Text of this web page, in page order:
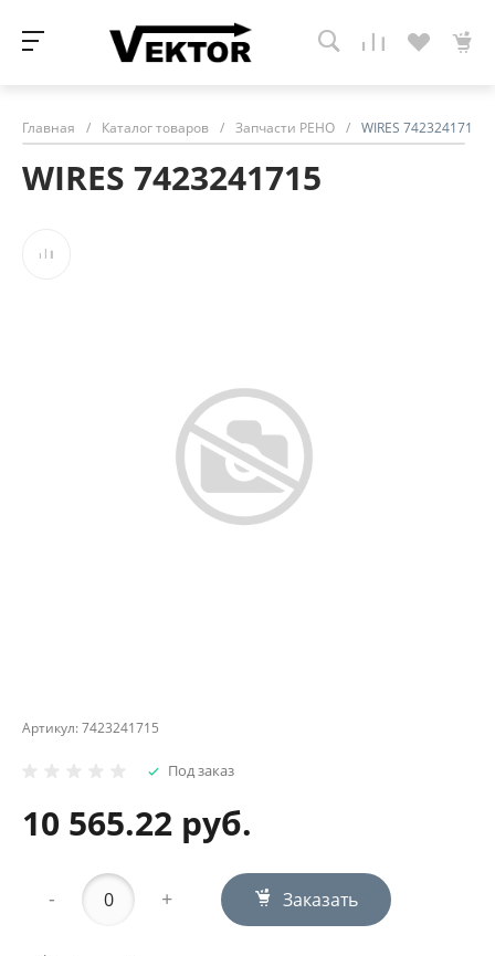
Главная / Каталог товаров / Запчасти РЕНО / WIRES 7423241715
WIRES 7423241715
Артикул:7423241715
Под заказ
10 565.22 руб.
- + Заказать